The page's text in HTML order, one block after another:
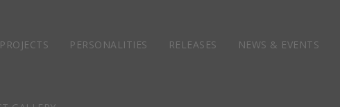
PROJECTS PERSONALITIES RELEASES NEWS & EVENTS